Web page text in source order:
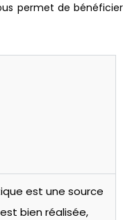
permet de bénéficier
est une source
bien réalisée,